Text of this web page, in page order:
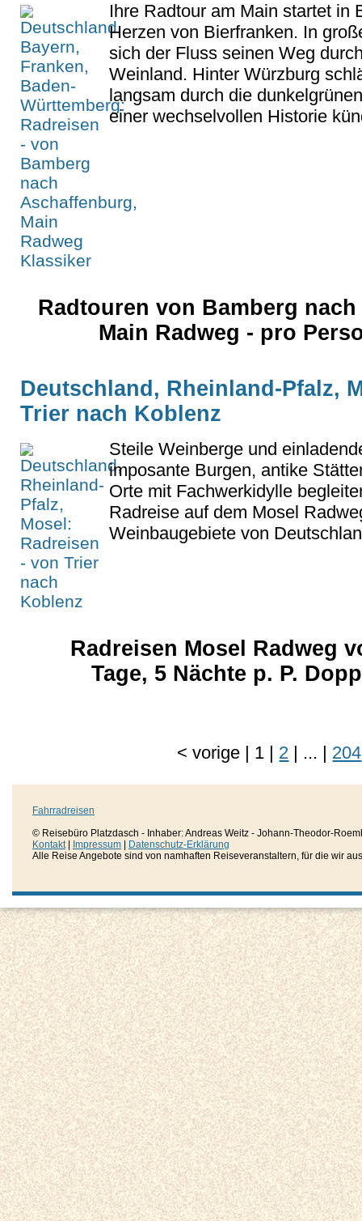
Ihre Radtour am Main startet in
Herzen von Bierfranken. In
sich der Fluss seinen Weg
Weinland. Hinter Würzburg
langsam durch die
einer wechselvollen Historie
Radtouren von Bamberg
Main Radweg - pro
Deutschland, Rheinland-Pfalz,
Trier nach Koblenz
Steile Weinberge und
imposante Burgen, antike
Orte mit Fachwerkidylle
Radreise auf dem Mosel
Weinbaugebiete von
Radreisen Mosel Radweg
Tage, 5 Nächte p. P.
<vorige | 1 | 2 | ... | 204
Fahrradreisen
© Reisebüro Platzdasch - Inhaber: Andreas Weitz - Johann-Theodor-
Kontakt| Impressum
Datenschutz-Erklärung
Alle Reise Angebote sind von namhaften Reiseveranstaltern, für die wir